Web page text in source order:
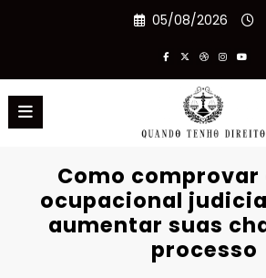
05/08/2026
Como comprovar
ocupacional
aumentar suas
processo